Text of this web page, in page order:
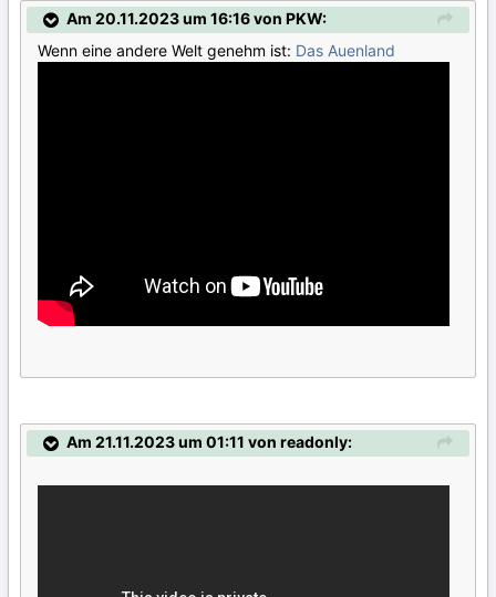
Am 20.11.2023 um 16:16 von PKW:
Wenn eine andere Welt genehm ist: Das Auenland
Am 21.11.2023 um 01:11 von readonly: